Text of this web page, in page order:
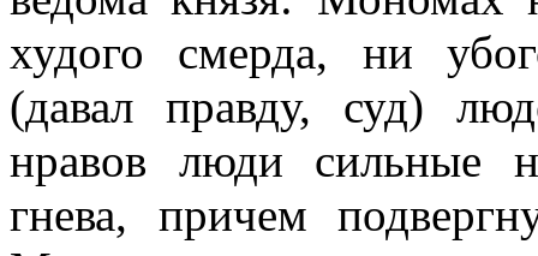
худого смерда, ни
(давал правду, суд)
нравов люди сильные
гнева, причем